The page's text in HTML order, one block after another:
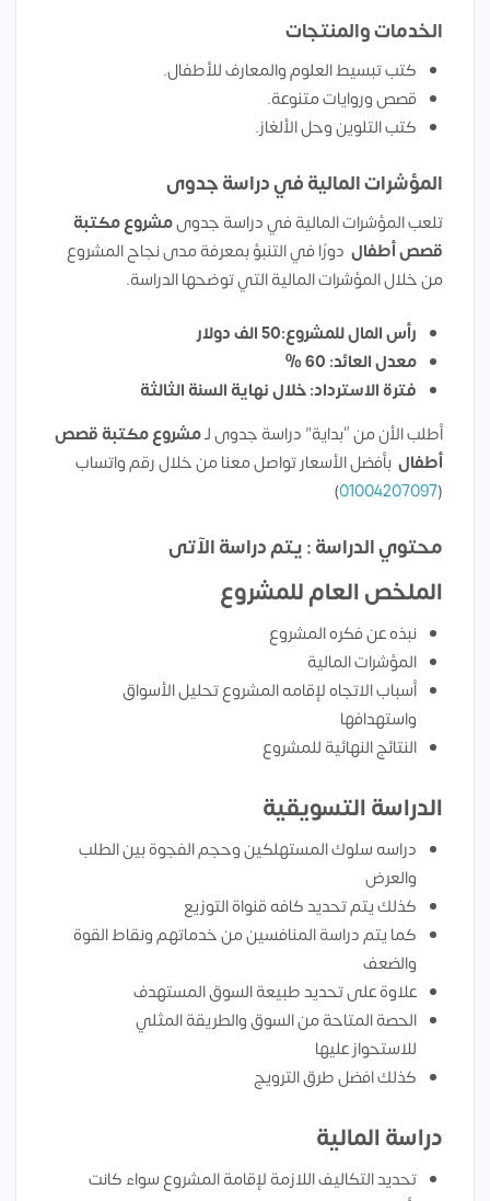
الخدمات والمنتجات
كتب تبسيط العلوم والمعارف للأطفال.
قصص وروايات متنوعة.
كتب التلوين وحل الألغاز.
المؤشرات المالية في دراسة جدوى
تلعب المؤشرات المالية في دراسة جدوىمشروع مكتبة
قصص أطفال دورًا في التنبؤ بمعرفة مدى نجاح المشروع
من خلال المؤشرات المالية التي توضحها الدراسة.
رأس المال للمشروع:50 الف دولار
معدل العائد: 60 %
فترة الاسترداد: خلال نهاية السنة الثالثة
أطلب الأن من “بداية” دراسة جدوى لـمشروع مكتبة قصص
أطفال بأفضل الأسعار تواصل معنا من خلال رقم واتساب
(
01004207097
)
محتوي الدراسة : يتم دراسة الآتى
الملخص العام للمشروع
نبذه عن فكره المشروع
المؤشرات المالية
أسباب الاتجاه لإقامه المشروع تحليل الأسواق
واستهدافها
النتائج النهائية للمشروع
الدراسة التسويقية
دراسه سلوك المستهلكين وحجم الفجوة بين الطلب
والعرض
كذلك يتم تحديد كافه قنواة التوزيع
كما يتم دراسة المنافسين من خدماتهم ونقاط القوة
والضعف
علاوة على تحديد طبيعة السوق المستهدف
الحصة المتاحة من السوق والطريقة المثلي
للاستحواز عليها
كذلك افضل طرق الترويج
دراسة المالية
تحديد التكاليف اللازمة لإقامة المشروع سواء كانت